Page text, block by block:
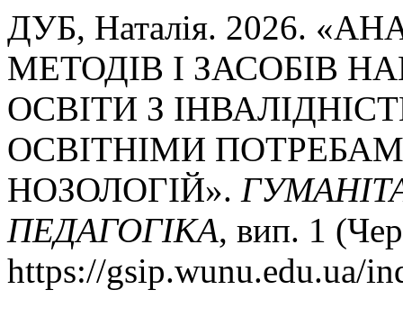
ДУБ, Наталія. 2026.
МЕТОДІВ І ЗАСОБІВ
ОСВІТИ З
ОСВІТНІМИ
НОЗОЛОГІЙ».
ПЕДАГОГІКА, вип. 1
https://gsip.wunu.edu.ua/